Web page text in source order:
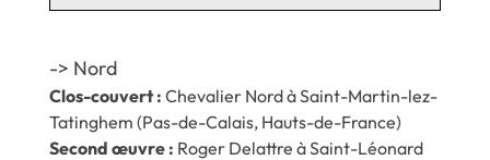
-> Nord
Clos-couvert : Chevalier Nord à Saint-Martin-lez-
Tatinghem (Pas-de-Calais, Hauts-de-France)
Second œuvre : Roger Delattre à Saint-Léonard